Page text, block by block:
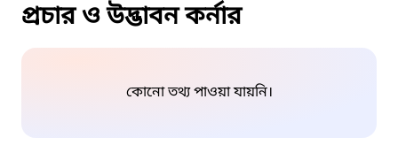
প্রচার ও উদ্ভাবন কর্নার
কোনো তথ্য পাওয়া যায়নি।